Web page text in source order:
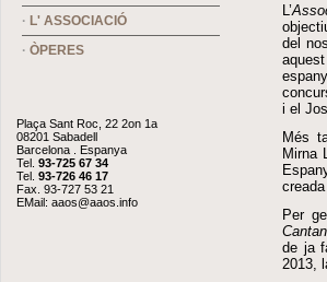
· L' ASSOCIACIÓ
· ÒPERES
Plaça Sant Roc, 22 2on 1a
08201 Sabadell
Barcelona . Espanya
Tel. 93-725 67 34
Tel. 93-726 46 17
Fax. 93-727 53 21
EMail: aaos@aaos.info
L’
del
i el
Més
Mirna
Per
de ja
2013,